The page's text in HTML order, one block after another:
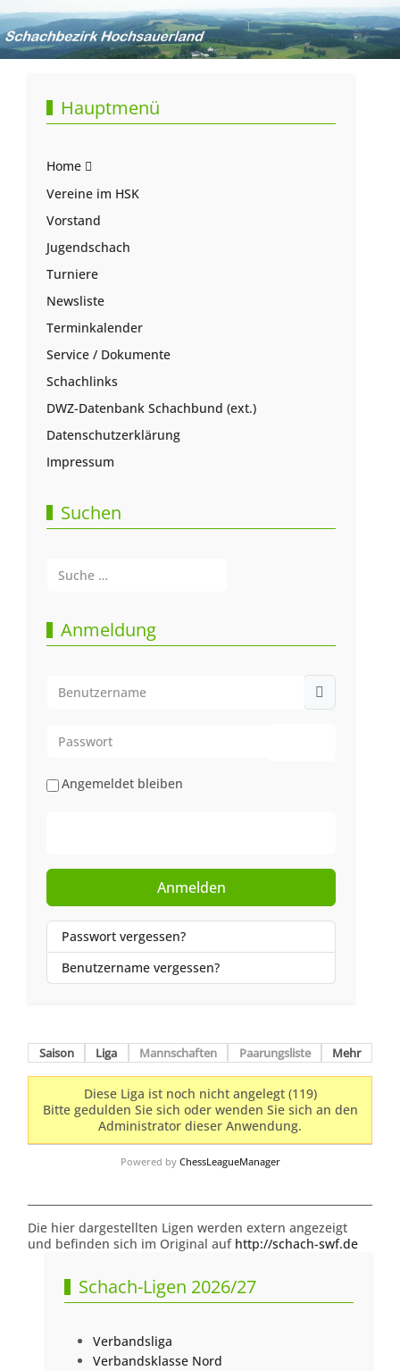
Hauptmenü
Home
Vereine im HSK
Vorstand
Jugendschach
Turniere
Newsliste
Terminkalender
Service / Dokumente
Schachlinks
DWZ-Datenbank Schachbund (ext.)
Datenschutzerklärung
Impressum
Suchen
Anmeldung
Angemeldet bleiben
Anmelden
Passwort vergessen?
Benutzername vergessen?
Saison Liga Mannschaften Paarungsliste Mehr
Diese Liga ist noch nicht angelegt (119)
Bitte gedulden Sie sich oder wenden Sie sich an den
Administrator dieser Anwendung.
Powered by ChessLeagueManager
Die hier dargestellten Ligen werden extern angezeigt
und befinden sich im Original auf http://schach-swf.de
Schach-Ligen 2026/27
Verbandsliga
Verbandsklasse Nord